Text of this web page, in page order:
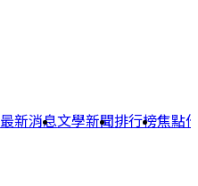
最新消息文學新聞排行榜焦點